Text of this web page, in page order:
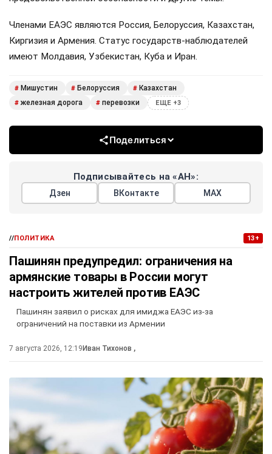
Членами ЕАЭС являются Россия, Белоруссия, Казахстан,
Киргизия и Армения. Статус государств-наблюдателей
имеют Молдавия, Узбекистан, Куба и Иран.
# Мишустин # Белоруссия # Казахстан
# железная дорога # перевозки ЕЩЕ +3
Поделиться
Подписывайтесь на «АН»:
Дзен ВКонтакте МАХ
//ПОЛИТИКА 13+
Пашинян предупредил: ограничения на
армянские товары в России могут
настроить жителей против ЕАЭС
Пашинян заявил о рисках для имиджа ЕАЭС из-за
ограничений на поставки из Армении
7 августа 2026, 12:19 Иван Тихонов ,